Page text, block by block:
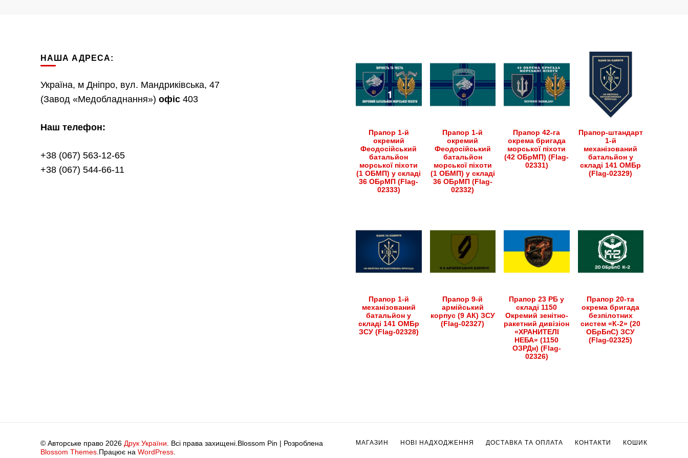
на
сторінці
товару
НАША АДРЕСА:
Україна, м Дніпро, вул. Мандриківська, 47
(Завод «Медобладнання») офіс 403
Наш телефон:
+38 (067) 563-12-65
+38 (067) 544-66-11
Прапор 1-й
окремий
Феодосійський
батальйон
морської піхоти
(1 ОБМП) у складі
36 ОБрМП (Flag-
02333)
Прапор 1-й
окремий
Феодосійський
батальйон
морської піхоти
(1 ОБМП) у складі
36 ОБрМП (Flag-
02332)
Прапор 42-га
окрема бригада
морської піхоти
(42 ОБрМП) (Flag-
02331)
Прапор-штандарт
1-й
механізований
батальйон у
складі 141 ОМБр
(Flag-02329)
Прапор 1-й
механізований
батальйон у
складі 141 ОМБр
ЗСУ (Flag-02328)
Прапор 9-й
армійський
корпус (9 АК) ЗСУ
(Flag-02327)
Прапор 23 РБ у
складі 1150
Окремий зенітно-
ракетний дивізіон
«ХРАНИТЕЛІ
НЕБА» (1150
ОЗРДн) (Flag-
02326)
Прапор 20-та
окрема бригада
безпілотних
систем «К-2» (20
ОБрБпС) ЗСУ
(Flag-02325)
© Авторське право 2026 Друк України. Всі права захищені.Blossom Pin | Розроблена
Blossom Themes.Працює на WordPress.
МАГАЗИН НОВІ НАДХОДЖЕННЯ ДОСТАВКА ТА ОПЛАТА КОНТАКТИ КОШИК